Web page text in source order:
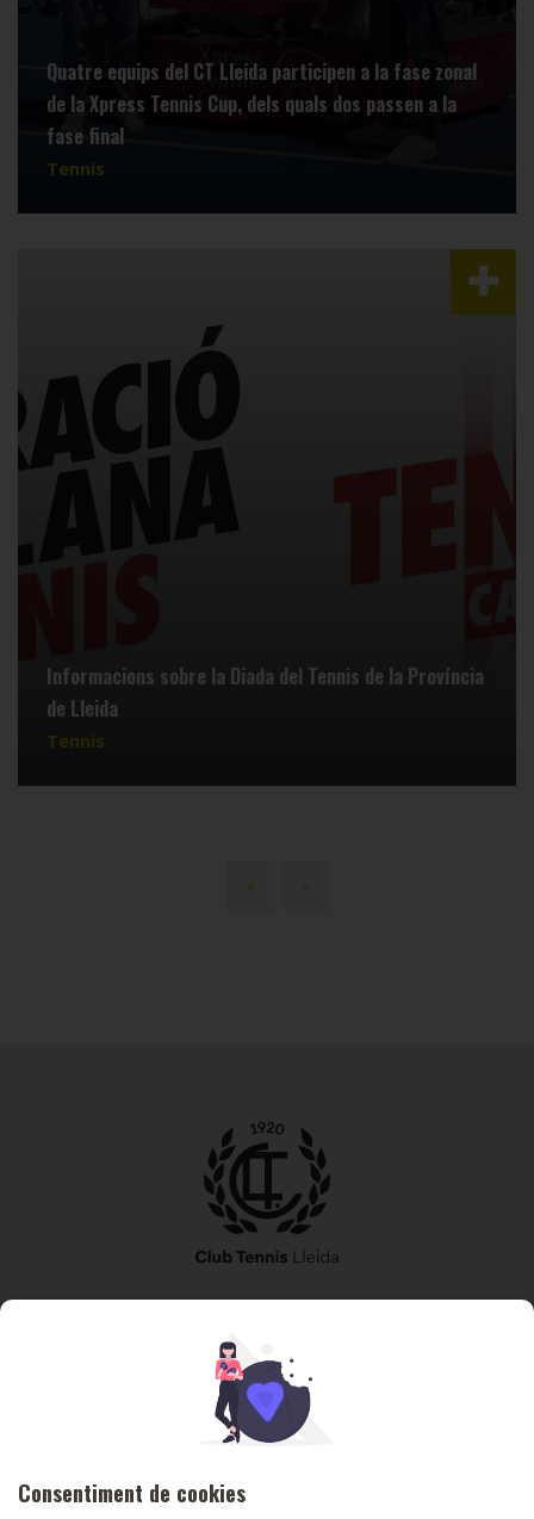
Quatre equips del CT Lleida participen a la fase zonal
de la Xpress Tennis Cup, dels quals dos passen a la
fase final
Tennis
Informacions sobre la Diada del Tennis de la Província
de Lleida
Tennis
Primera
«
Última
»
secretaria@tennislleida.com
Partida de boixadors 60 25198 Lleida
Consentiment de cookies